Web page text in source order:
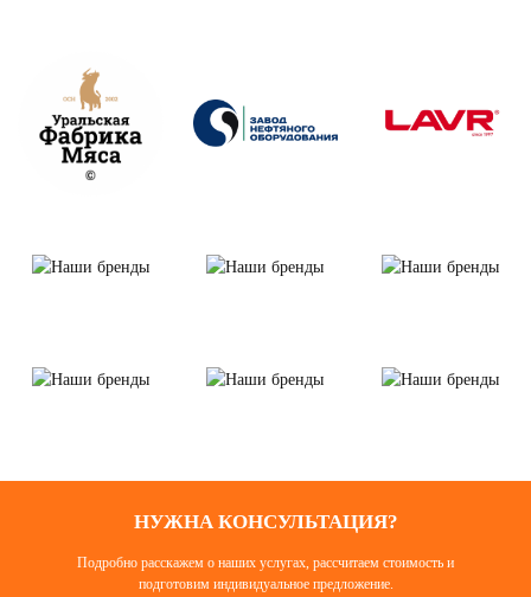
НУЖНА КОНСУЛЬТАЦИЯ?
Подробно расскажем о наших услугах, рассчитаем стоимость и
подготовим индивидуальное предложение.